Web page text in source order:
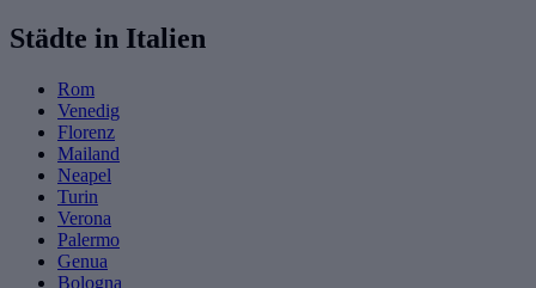
Städte in Italien
Rom
Venedig
Florenz
Mailand
Neapel
Turin
Verona
Palermo
Genua
Bologna